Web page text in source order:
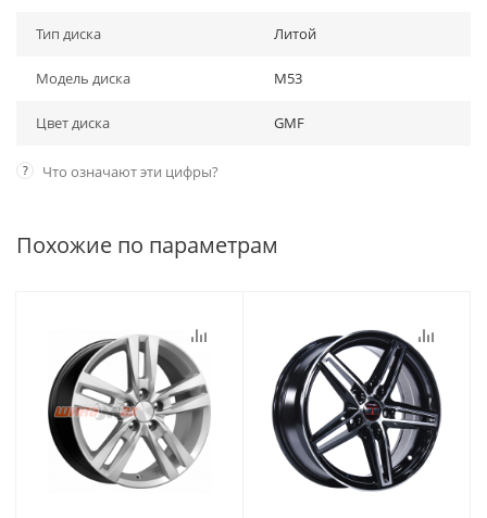
Тип диска Литой
Модель диска M53
Цвет диска GMF
? Что означают эти цифры?
Похожие по параметрам